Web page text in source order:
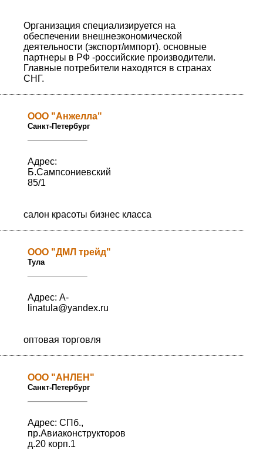
Организация специализируется на
обеспечении внешнеэкономической
деятельности (экспорт/импорт). основные
партнеры в РФ -российские производители.
Главные потребители находятся в странах
СНГ.
ООО "Анжелла"
Санкт-Петербург
Адрес:
Б.Сампсониевский
85/1
салон красоты бизнес класса
ООО "ДМЛ трейд"
Тула
Адрес: A-
linatula@yandex.ru
оптовая торговля
ООО "АНЛЕН"
Санкт-Петербург
Адрес: СПб.,
пр.Авиаконструкторов
д.20 корп.1